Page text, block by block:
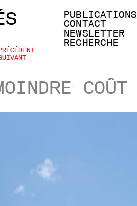
PUBLICATIONS
CONTACT
NEWSLETTER
RECHERCHE
COÛT